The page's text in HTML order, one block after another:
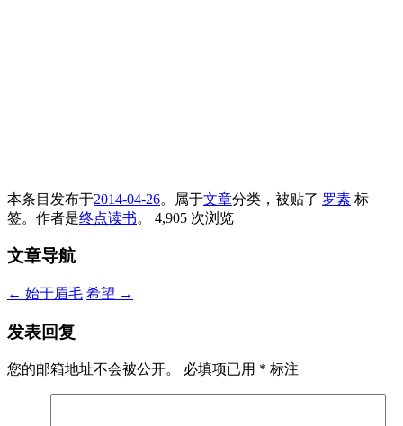
本条目发布于2014-04-26。属于文章分类，被贴了 罗素 标
签。 作者是终点读书。 4,905 次浏览
文章导航
← 始于眉毛 希望 →
发表回复
您的邮箱地址不会被公开。 必填项已用 * 标注